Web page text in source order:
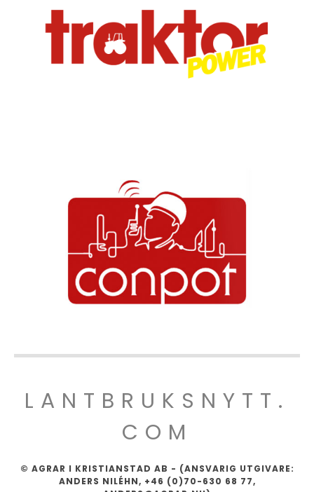
LANTBRUKSNYTT.
COM
© AGRAR I KRISTIANSTAD AB - (ANSVARIG UTGIVARE:
ANDERS NILÉHN, +46 (0)70-630 68 77,